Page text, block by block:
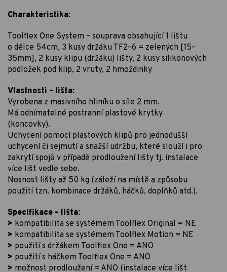
Charakteristika:
Toolflex One System – souprava obsahující 1 lištu
o délce 54cm, 3 kusy držáku TF2–6 = zelených [15–
35mm], 2 kusy klipu (držáku) lišty, 2 kusy silikonových
podložek pod klip, 2 vruty, 2 hmoždinky
Vlastnosti – lišta:
Vyrobena z masivního hliníku o síle 2 mm.
Má odnímatelné postranní plastové krytky
(koncovky).
Uchycení pomocí plastových klipů pro jednodušší
uchycení či sejmutí a snažší udržbu, které slouží i pro
zakrytí spojů v případě prodloužení lišty tj. instalace
více lišt vedle sebe.
Nosnost lišty až 50 kg (záleží na místě a způsobu
použití tzn. kombinace držáků, háčků, doplňků atd.).
Specifikace – lišta:
> kompatibilita se systémem Toolflex Original = NE
> kompatibilita se systémem Toolflex Motion = NE
> použití s držákem Toolflex One = ANO
> použití s háčkem Toolflex One = ANO
> možnost prodloužení = ANO (instalace více lišt